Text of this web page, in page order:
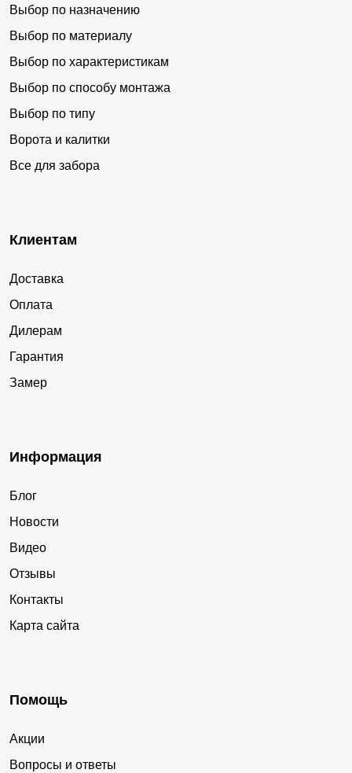
Выбор по назначению
Выбор по материалу
Выбор по характеристикам
Выбор по способу монтажа
Выбор по типу
Ворота и калитки
Все для забора
Клиентам
Доставка
Оплата
Дилерам
Гарантия
Замер
Информация
Блог
Новости
Видео
Отзывы
Контакты
Карта сайта
Помощь
Акции
Вопросы и ответы